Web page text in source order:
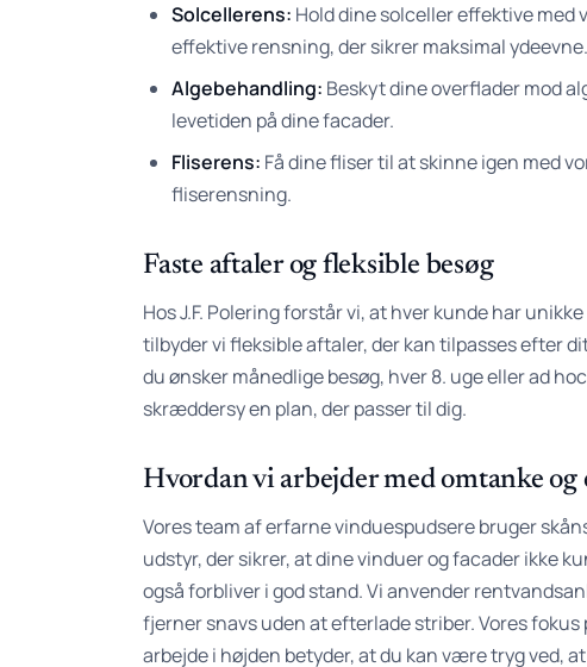
Solcellerens: Hold dine solceller effektive med
effektive rensning, der sikrer maksimal ydeevne.
Algebehandling: Beskyt dine overflader mod
levetiden på dine facader.
Fliserens: Få dine fliser til at skinne igen med
fliserensning.
Faste aftaler og fleksible besøg
Hos J.F. Polering forstår vi, at hver kunde har
tilbyder vi fleksible aftaler, der kan tilpasses efter
du ønsker månedlige besøg, hver 8. uge eller ad
skræddersy en plan, der passer til dig.
Hvordan vi arbejder med omtanke
Vores team af erfarne vinduespudsere bruger
udstyr, der sikrer, at dine vinduer og facader ikke
også forbliver i god stand. Vi anvender
fjerner snavs uden at efterlade striber. Vores fokus
arbejde i højden betyder, at du kan være tryg ved,